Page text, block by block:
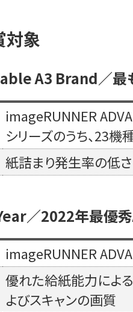
対象
A3 Brand／最
imageRUNNER
シリーズのうち、23機
紙詰まり発生率の低さ
／2022年最優秀
imageRUNNER
優れた給紙能力によ
よびスキャンの画質